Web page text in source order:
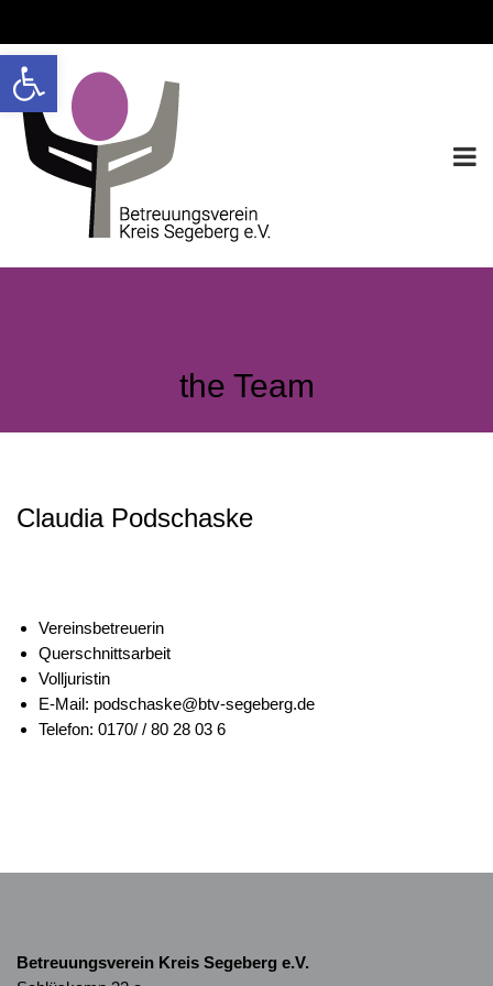
Werkzeugleiste öffnen
the Team
Claudia Podschaske
Vereinsbetreuerin
Querschnittsarbeit
Volljuristin
E-Mail: podschaske@btv-segeberg.de
Telefon: 0170/ / 80 28 03 6
Betreuungsverein Kreis Segeberg e.V.